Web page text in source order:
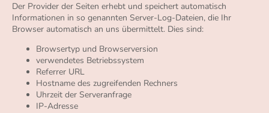
Der Provider der Seiten erhebt und speichert automatisch
Informationen in so genannten Server-Log-Dateien, die Ihr
Browser automatisch an uns übermittelt. Dies sind:
Browsertyp und Browserversion
verwendetes Betriebssystem
Referrer URL
Hostname des zugreifenden Rechners
Uhrzeit der Serveranfrage
IP-Adresse